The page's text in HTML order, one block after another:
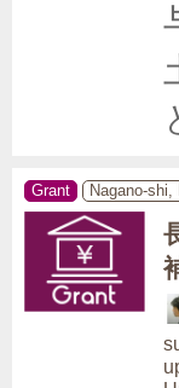
Grant Nagano-shi,